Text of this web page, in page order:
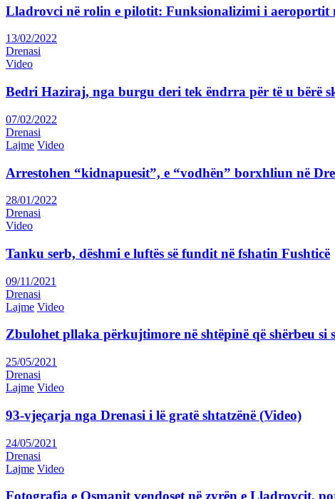
Lladrovci në rolin e pilotit: Funksionalizimi i aeroportit
13/02/2022
Drenasi
Video
Bedri Haziraj, nga burgu deri tek ëndrra për të u bërë
07/02/2022
Drenasi
Lajme Video
Arrestohen “kidnapuesit”, e “vodhën” borxhliun në
28/01/2022
Drenasi
Video
Tanku serb, dëshmi e luftës së fundit në fshatin Fushticë
09/11/2021
Drenasi
Lajme Video
Zbulohet pllaka përkujtimore në shtëpinë që shërbeu si
25/05/2021
Drenasi
Lajme Video
93-vjeçarja nga Drenasi i lë gratë shtatzënë (Video)
24/05/2021
Drenasi
Lajme Video
Fotografia e Osmanit vendoset në zyrën e Lladrovcit,